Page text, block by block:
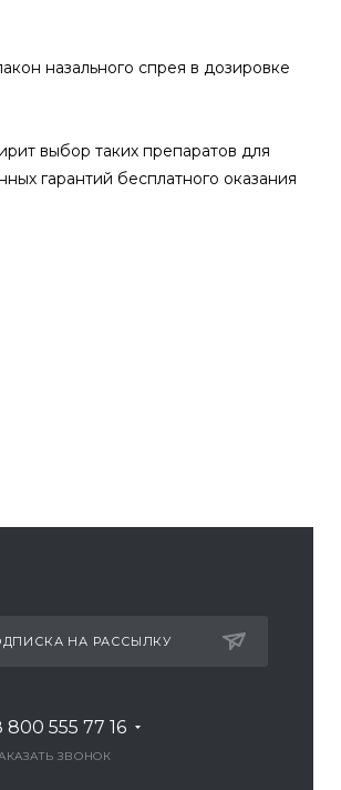
назального спрея в дозировке
выбор таких препаратов для
гарантий бесплатного оказания
НА РАССЫЛКУ
800 555 77 16
ЗВОНОК